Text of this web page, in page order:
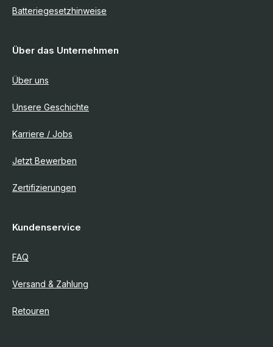
Batteriegesetzhinweise
Über das Unternehmen
Über uns
Unsere Geschichte
Karriere / Jobs
Jetzt Bewerben
Zertifizierungen
Kundenservice
FAQ
Versand & Zahlung
Retouren